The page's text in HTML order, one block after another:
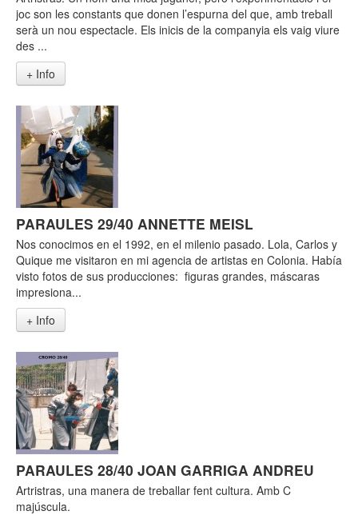
CONTACTE
joc son les constants que donen l’espurna del que, amb treball
serà un nou espectacle. Els inicis de la companyia els vaig viure
des ...
+ Info
PARAULES 29/40 ANNETTE MEISL
Nos conocimos en el 1992, en el milenio pasado. Lola, Carlos y
Quique me visitaron en mi agencia de artistas en Colonia. Había
visto fotos de sus producciones: figuras grandes, máscaras
impresiona...
+ Info
PARAULES 28/40 JOAN GARRIGA ANDREU
Artristras, una manera de treballar fent cultura. Amb C
majúscula.